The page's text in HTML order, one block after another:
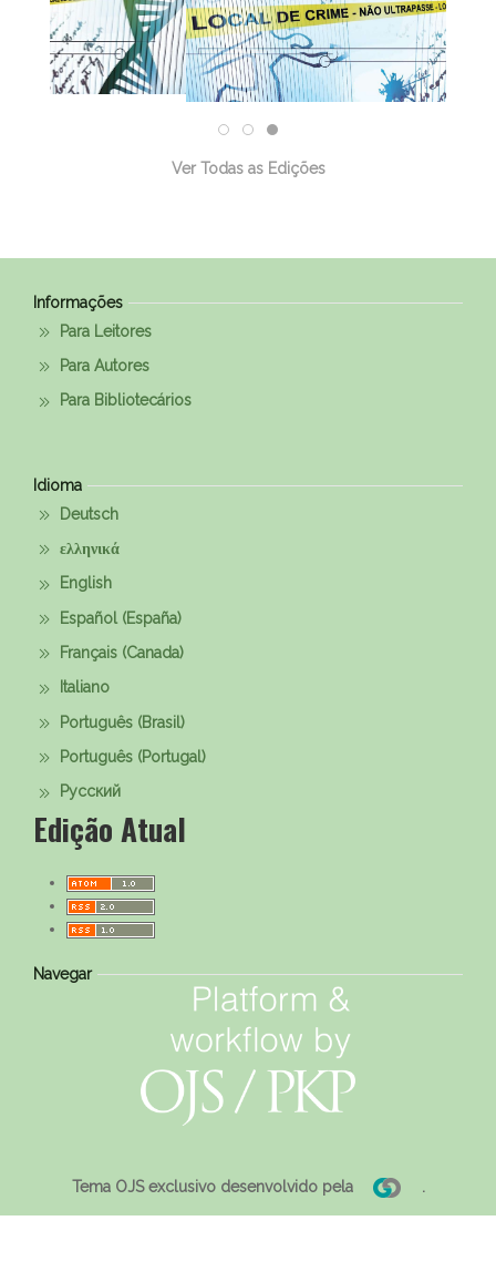
Ver Todas as Edições
Informações
Para Leitores
Para Autores
Para Bibliotecários
Idioma
Deutsch
ελληνικά
English
Español (España)
Français (Canada)
Italiano
Português (Brasil)
Português (Portugal)
Русский
Edição Atual
Navegar
Tema OJS exclusivo desenvolvido pela .